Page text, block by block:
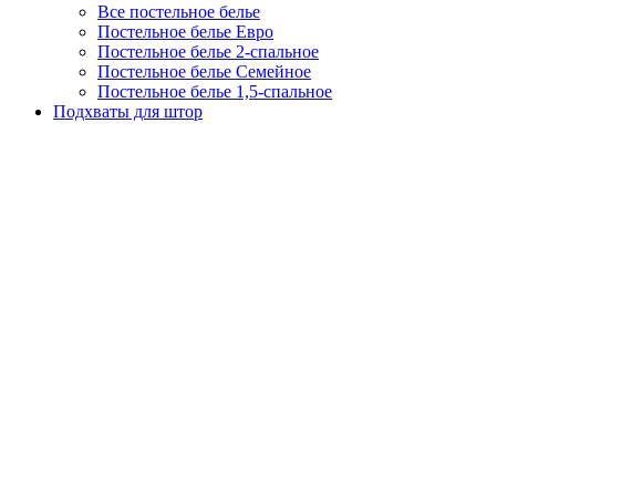
Все постельное белье
Постельное белье Евро
Постельное белье 2-спальное
Постельное белье Семейное
Постельное белье 1,5-спальное
Подхваты для штор